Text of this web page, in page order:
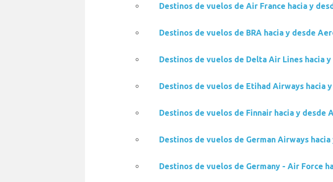
Destinos de vuelos de Air France hacia y
Destinos de vuelos de BRA hacia y desde
Destinos de vuelos de Delta Air Lines hacia
Destinos de vuelos de Etihad Airways hacia
Destinos de vuelos de Finnair hacia y desde
Destinos de vuelos de German Airways
Destinos de vuelos de Germany - Air Force